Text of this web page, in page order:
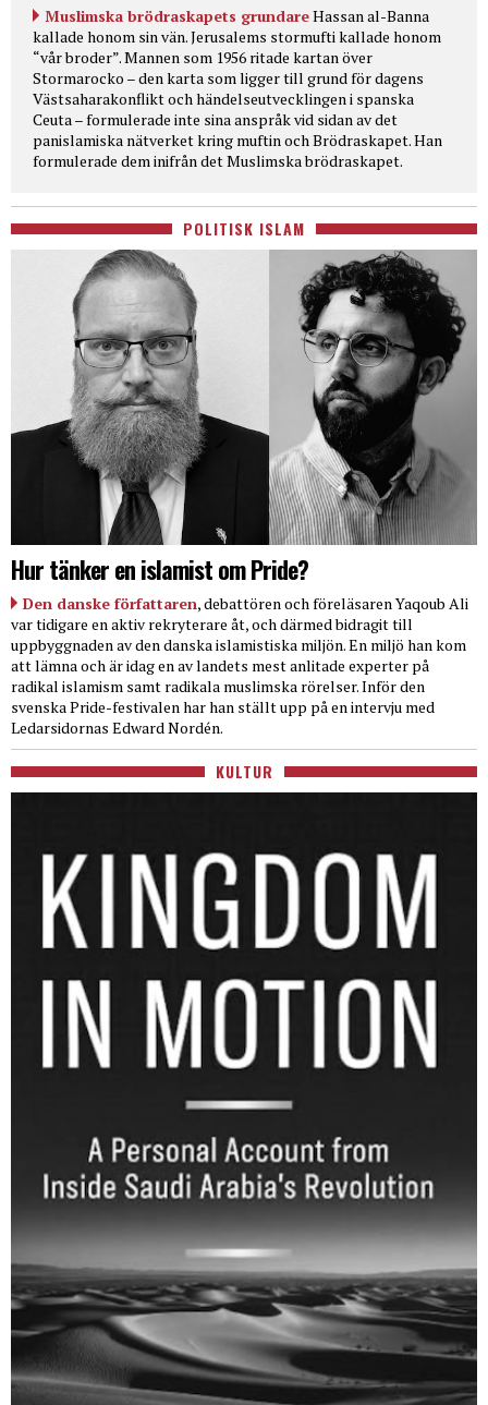
Muslimska brödraskapets grundareHassan al-Banna
kallade honom sin vän. Jerusalems stormufti kallade honom
“vår broder”. Mannen som 1956 ritade kartan över
Stormarocko – den karta som ligger till grund för dagens
Västsaharakonflikt och händelseutvecklingen i spanska
Ceuta – formulerade inte sina anspråk vid sidan av det
panislamiska nätverket kring muftin och Brödraskapet. Han
formulerade dem inifrån det Muslimska brödraskapet.
POLITISK ISLAM
Hur tänker en islamist om Pride?
Den danske författaren, debattören och föreläsaren Yaqoub Ali
var tidigare en aktiv rekryterare åt, och därmed bidragit till
uppbyggnaden av den danska islamistiska miljön. En miljö han kom
att lämna och är idag en av landets mest anlitade experter på
radikal islamism samt radikala muslimska rörelser. Inför den
svenska Pride-festivalen har han ställt upp på en intervju med
Ledarsidornas Edward Nordén.
KULTUR